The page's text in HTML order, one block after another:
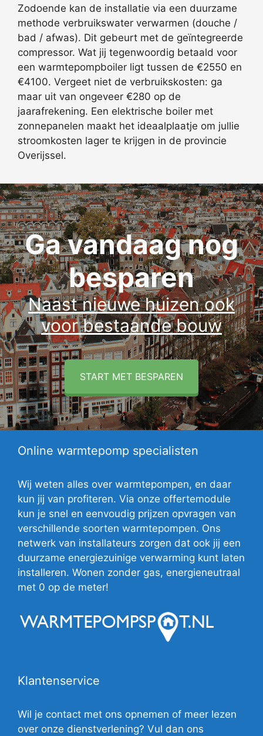
Zodoende kan de installatie via een duurzame
methode verbruikswater verwarmen (douche /
bad / afwas). Dit gebeurt met de geïntegreerde
compressor. Wat jij tegenwoordig betaald voor
een warmtepompboiler ligt tussen de €2550 en
€4100. Vergeet niet de verbruikskosten: ga
maar uit van ongeveer €280 op de
jaarafrekening. Een elektrische boiler met
zonnepanelen maakt het ideaalplaatje om jullie
stroomkosten lager te krijgen in de provincie
Overijssel.
Ga vandaag nog
besparen
Naast nieuwe huizen ook
voor bestaande bouw
START MET BESPAREN
Online warmtepomp specialisten
Wij weten alles over warmtepompen, en daar
kun jij van profiteren. Via onze offertemodule
kun je snel en eenvoudig prijzen opvragen van
verschillende soorten warmtepompen. Ons
netwerk van installateurs zorgen dat ook jij een
duurzame energiezuinige verwarming kunt laten
installeren. Wonen zonder gas, energieneutraal
met 0 op de meter!
Klantenservice
Wil je contact met ons opnemen of meer lezen
over onze dienstverlening? Vul dan ons